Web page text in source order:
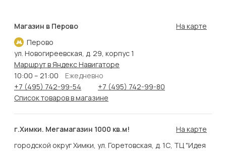
Магазин в Перово
Перово
На карте
ул. Новогиреевская, д. 29, корпус 1
Маршрут в Яндекс Навигаторе
10:00 – 21:00
Ежедневно
+7 (495) 742-99-54
+7 (495) 742-99-80
Список товаров в магазине
г.Химки. Мегамагазин 1000 кв.м!
На карте
городской округ Химки, ул. Горетовская, д. 1С, ТЦ "Идея